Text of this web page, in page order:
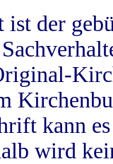
ist der
kann
wird